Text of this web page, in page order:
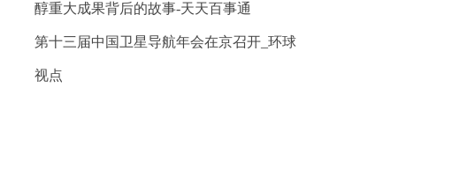
醇重大成果背后的故事-天天百事通
第十三届中国卫星导航年会在京召开_环球
视点